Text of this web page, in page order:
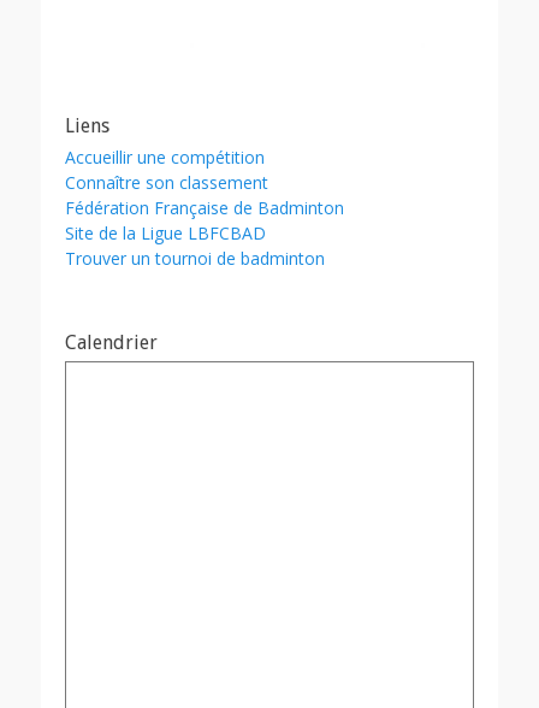
Liens
Accueillir une compétition
Connaître son classement
Fédération Française de Badminton
Site de la Ligue LBFCBAD
Trouver un tournoi de badminton
Calendrier